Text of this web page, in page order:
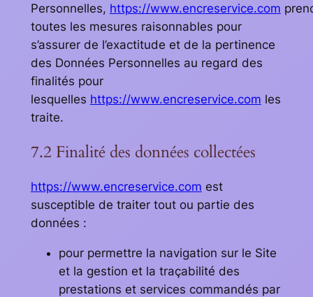
Personnelles, https://www.encreservice.com
toutes les mesures raisonnables pour
s’assurer de l’exactitude et de la pertinence
des Données Personnelles au regard des
finalités pour
lesquelles https://www.encreservice.com les
traite.
7.2 Finalité des données collectées
https://www.encreservice.com est
susceptible de traiter tout ou partie des
données :
pour permettre la navigation sur le Site
et la gestion et la traçabilité des
prestations et services commandés par